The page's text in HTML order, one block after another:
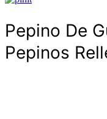
Pepino De
Pepinos